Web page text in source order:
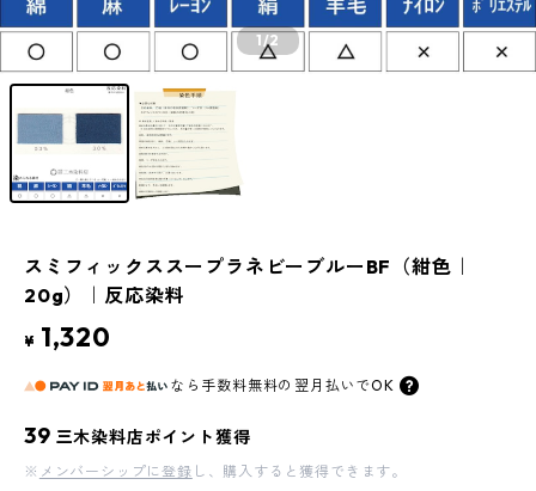
1/2
スミフィックススープラネビーブルーBF（紺色｜
20g）｜反応染料
¥ 1,320
なら 手数料無料の 翌月払いでOK
39 三木染料店ポイント獲得
※ メンバーシップに登録 し、購入すると獲得できます。